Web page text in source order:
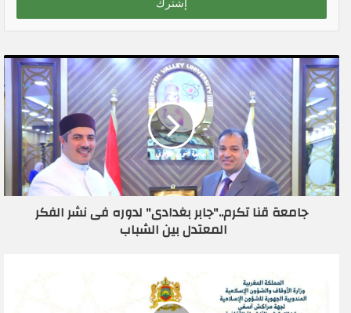
ب
ي
د
ك
ا
ل
إ
ل
ت
جامعة قنا تكرم.."جابر بغدادى" لدوره فى نشر الفكر
المعتدل بين الشباب